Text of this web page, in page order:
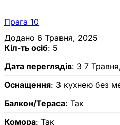
Прага 10
Додано 6 Травня, 2025
Кіл-ть осіб: 5
Дата переглядів: З 7
Оснащення: З кухнею без
Балкон/Тераса: Так
Комора: Так